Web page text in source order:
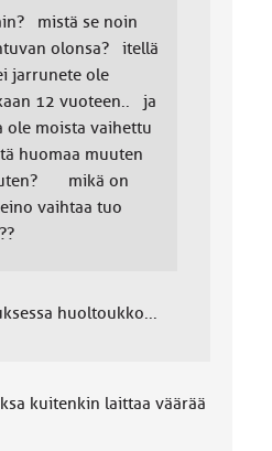
mistä se noin
olonsa? itellä
jarrunete ole
12 vuoteen.. ja
ole moista vaihettu
huomaa muuten
mikä on
vaihtaa tuo
huoltoukko...
kuitenkin laittaa väärää